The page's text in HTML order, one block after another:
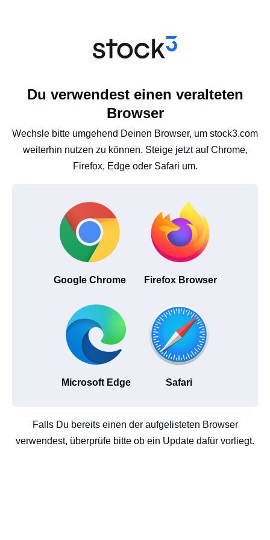
Du verwendest einen veralteten
Browser
Wechsle bitte umgehend Deinen Browser, um stock3.com
weiterhin nutzen zu können. Steige jetzt auf Chrome,
Firefox, Edge oder Safari um.
Google Chrome Firefox Browser
Microsoft Edge Safari
Falls Du bereits einen der aufgelisteten Browser
verwendest, überprüfe bitte ob ein Update dafür vorliegt.